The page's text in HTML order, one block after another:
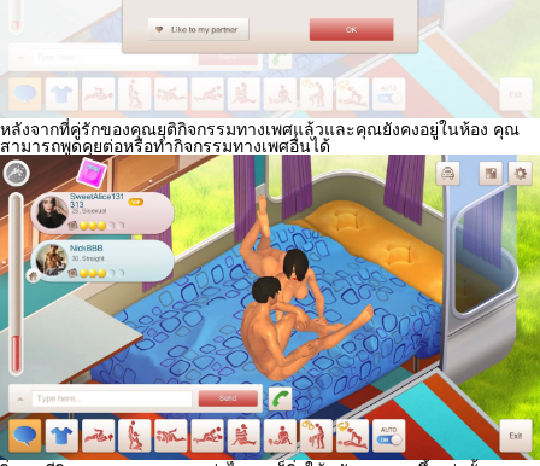
หลังจากที่คู่รักของคุณยุติกิจกรรมทางเพศแล้วและคุณยังคงอยู่ในห้อง คุณ
สามารถพูดคุยต่อหรือทำกิจกรรมทางเพศอื่นได้